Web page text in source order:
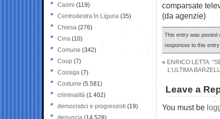
comparsate
(da agenzie)
This entry was posted
responses to this
« ENRICO LETTA:
L’ULTIMA
Leave a
You must be
Casini (119)
Centrodestra in Liguria (35)
Chiesa (276)
Cina (10)
Comune (342)
Coop (7)
Cossiga (7)
Costume (5.581)
criminalità (1.402)
democratici e progressisti (19)
denuncia (14.528)